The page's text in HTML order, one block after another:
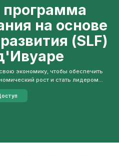
на основе
(SLF)
экономику, чтобы обеспечить
рост и стать лидером...